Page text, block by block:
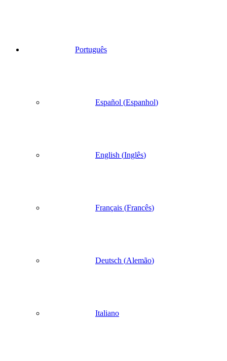
Português
Español (Espanhol)
English (Inglês)
Français (Francês)
Deutsch (Alemão)
Italiano